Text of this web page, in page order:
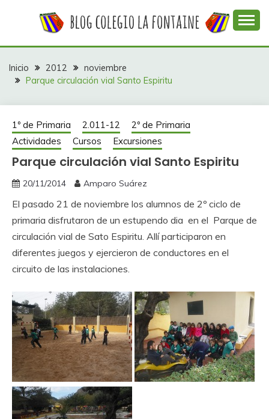
COLEGIO LA
FONTAINE
colegio La Fontaine
Inicio 2012
noviembre
Parque circulación vial Santo Espiritu
1º de Primaria 2.011-12
2º de Primaria
Actividades
Cursos Excursiones
Parque circulación vial Santo Espiritu
20/11/2014 Amparo Suárez
El pasado 21 de noviembre los alumnos de 2º ciclo de
primaria disfrutaron de un estupendo dia en el Parque de
circulación vial de Sato Espiritu. Allí participaron en
diferentes juegos y ejercieron de conductores en el
circuito de las instalaciones.